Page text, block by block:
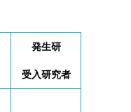
発生研
受入研究者